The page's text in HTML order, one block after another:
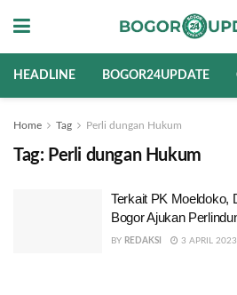
HEADLINE BOGOR24UPDATE
Home Tag Perli dungan Hukum
Tag: Perli dungan Hukum
Terkait PK Moeldoko,
Bogor Ajukan
BY REDAKSI 3 APRIL 2023